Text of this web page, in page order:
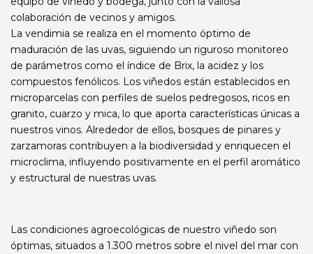
colaboración de vecinos y amigos.
La vendimia se realiza en el momento óptimo de
maduración de las uvas, siguiendo un riguroso monitoreo
de parámetros como el índice de Brix, la acidez y los
compuestos fenólicos. Los viñedos están establecidos en
microparcelas con perfiles de suelos pedregosos, ricos en
granito, cuarzo y mica, lo que aporta características únicas a
nuestros vinos. Alrededor de ellos, bosques de pinares y
zarzamoras contribuyen a la biodiversidad y enriquecen el
microclima, influyendo positivamente en el perfil aromático
y estructural de nuestras uvas.
Las condiciones agroecológicas de nuestro viñedo son
óptimas, situados a 1.300 metros sobre el nivel del mar con